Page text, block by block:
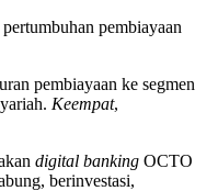
pembiayaan
pembiayaan ke segmen
Keempat,
digital banking OCTO
berinvestasi,